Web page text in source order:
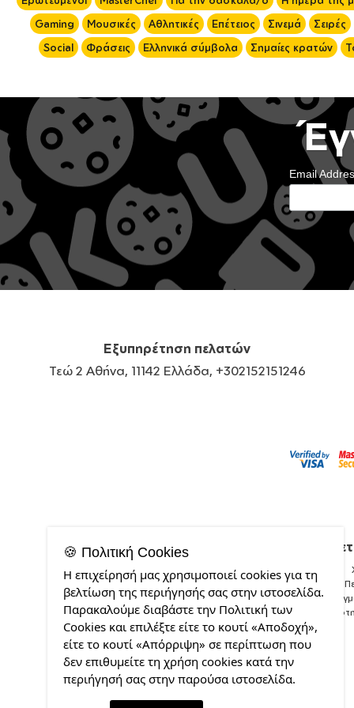
Gaming
Μουσικές Αθλητικές Επέτειος Σινεμά Σειρές
Social
Φράσεις Ελληνικά σύμβολα Σημαίες κρατών
Email
Εξυπηρέτηση πελατών
Τεώ 2 Αθήνα, 11142 Ελλάδα, +302152151246
🍪 Πολιτική Cookies
Η επιχείρησή μας χρησιμοποιεί cookies για τη
βελτίωση της περιήγησής σας στην ιστοσελίδα.
Παρακαλούμε διαβάστε την Πολιτική των
Cookies και επιλέξτε είτε το κουτί «Αποδοχή»,
είτε το κουτί «Απόρριψη» σε περίπτωση που
δεν επιθυμείτε τη χρήση cookies κατά την
περιήγησή σας στην παρούσα ιστοσελίδα.